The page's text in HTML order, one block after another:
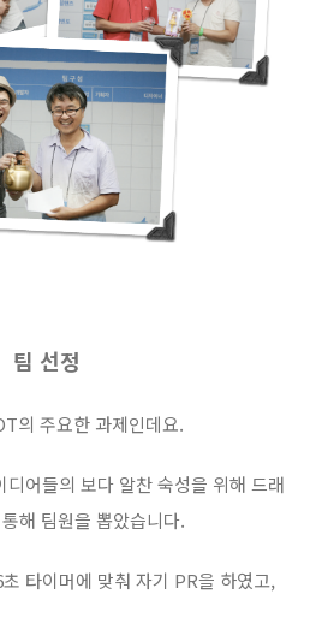
팀 선정
의 주요한 과제인데요.
어들의 보다 알찬 숙성을 위해 드래
해 팀원을 뽑았습니다.
타이머에 맞춰 자기 PR을 하였고,